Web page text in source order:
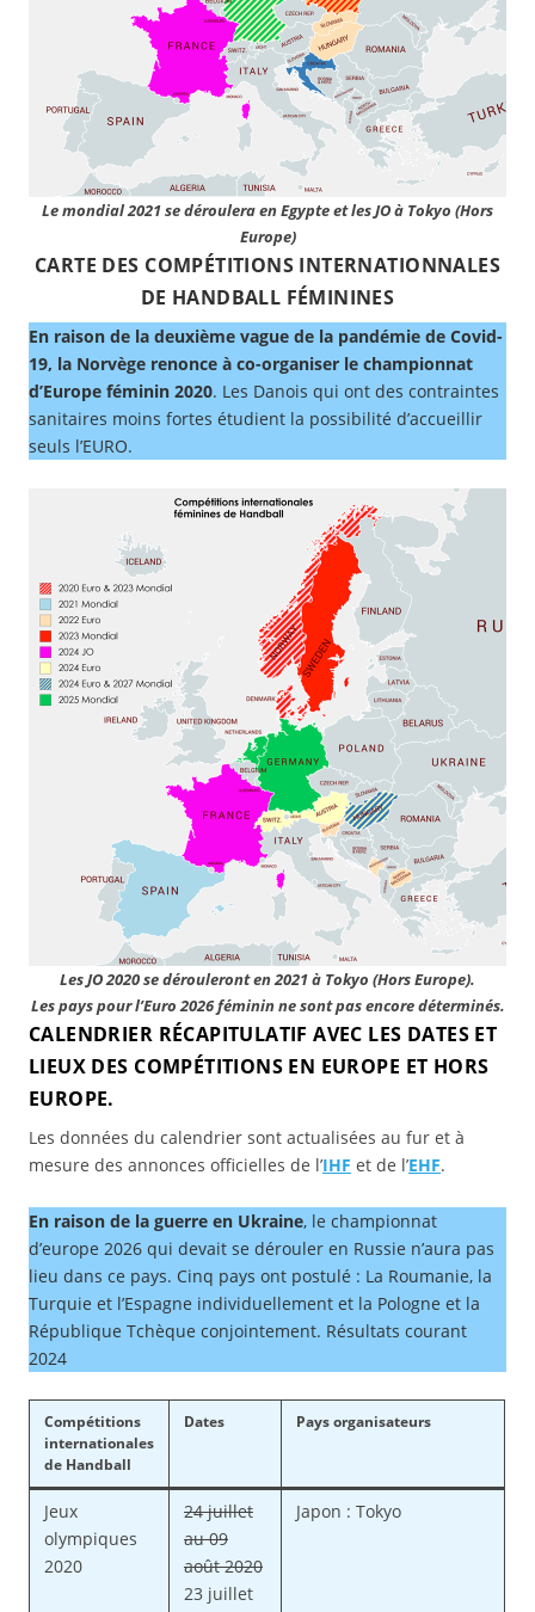
Le mondial 2021 se déroulera en Egypte et les JO à Tokyo (Hors
Europe)
CARTE DES COMPÉTITIONS INTERNATIONNALES
DE HANDBALL FÉMININES
En raison de la deuxième vague de la pandémie de Covid-
19, la Norvège renonce à co-organiser le championnat
d’Europe féminin 2020. Les Danois qui ont des contraintes
sanitaires moins fortes étudient la possibilité d’accueillir
seuls l’EURO.
Les JO 2020 se dérouleront en 2021 à Tokyo (Hors Europe).
Les pays pour l’Euro 2026 féminin ne sont pas encore déterminés.
CALENDRIER RÉCAPITULATIF AVEC LES DATES ET
LIEUX DES COMPÉTITIONS EN EUROPE ET HORS
EUROPE.
Les données du calendrier sont actualisées au fur et à
mesure des annonces officielles de l’IHF et de l’EHF.
En raison de la guerre en Ukraine, le championnat
d’europe 2026 qui devait se dérouler en Russie n’aura pas
lieu dans ce pays. Cinq pays ont postulé : La Roumanie, la
Turquie et l’Espagne individuellement et la Pologne et la
République Tchèque conjointement. Résultats courant
2024
Compétitions
internationales
de Handball
Dates Pays organisateurs
Jeux
olympiques
2020
24 juillet
au 09
août 2020
23 juillet
Japon : Tokyo